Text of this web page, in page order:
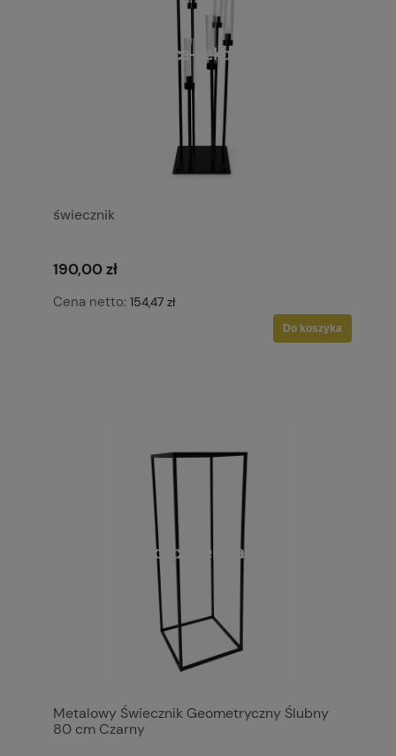
świecznik
190,00 zł
Cena netto: 154,47 zł
Do koszyka
Metalowy Świecznik Geometryczny Ślubny
80 cm Czarny